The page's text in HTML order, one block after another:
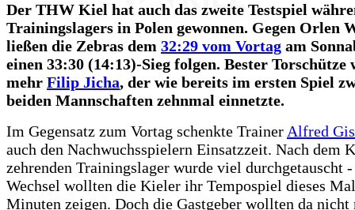
Der THW Kiel hat auch das zweite Testspiel
Trainingslagers in Polen gewonnen. Gegen Orlen
ließen die Zebras dem 32:29 vom Vortag am
einen 33:30 (14:13)-Sieg folgen. Bester Torschütze
mehr Filip Jicha, der wie bereits im ersten Spiel
beiden Mannschaften zehnmal einnetzte.
Im Gegensatz zum Vortag schenkte Trainer Alfred
auch den Nachwuchsspielern Einsatzzeit. Nach dem
zehrenden Trainingslager wurde viel durchgetauscht
Wechsel wollten die Kieler ihr Tempospiel dieses
Minuten zeigen. Doch die Gastgeber wollten da